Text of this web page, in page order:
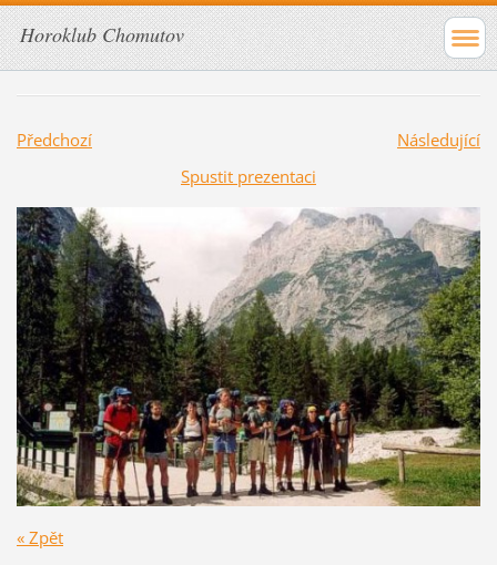
Horoklub Chomutov
Předchozí
Následující
Spustit prezentaci
« Zpět